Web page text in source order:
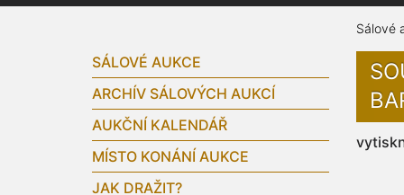
SÁLOVÉ AUKCE
ARCHÍV SÁLOVÝCH AUKCÍ
AUKČNÍ KALENDÁŘ
MÍSTO KONÁNÍ AUKCE
JAK DRAŽIT?
Sálové